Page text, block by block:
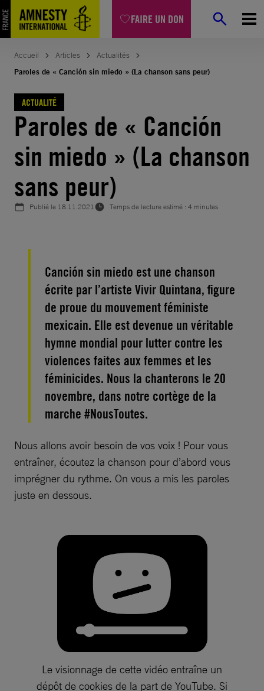
FAIRE UN DON
Aller
au
contenu
Accueil Articles
Actualités
Paroles de « Canción sin miedo » (La chanson sans peur)
ACTUALITÉ
Paroles de « Canción
sin miedo » (La chanson
sans peur)
Publié le 18.11.2021 Temps de lecture estimé : 4 minutes
Canción sin miedo est une chanson
écrite par l’artiste Vivir Quintana, figure
de proue du mouvement féministe
mexicain. Elle est devenue un véritable
hymne mondial pour lutter contre les
violences faites aux femmes et les
féminicides. Nous la chanterons le 20
novembre, dans notre cortège de la
marche #NousToutes.
Nous allons avoir besoin de vos voix ! Pour vous
entraîner, écoutez la chanson pour d’abord vous
imprégner du rythme. On vous a mis les paroles
juste en dessous.
Le visionnage de cette vidéo entraîne un
dépôt de cookies de la part de YouTube. Si